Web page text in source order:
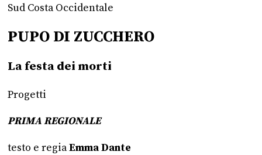
Sud Costa Occidentale
PUPO DI ZUCCHERO
La festa dei morti
Progetti
PRIMA REGIONALE
testo e regiaEmma Dante